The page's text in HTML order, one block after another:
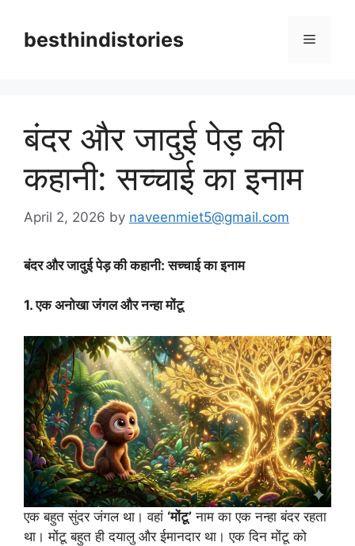
contentbesthindistories Menu
बंदर और जादुई पेड़ की
कहानी: सच्चाई का इनाम
April 2, 2026 by naveenmiet5@gmail.com
बंदर और जादुई पेड़ की कहानी: सच्चाई का इनाम
1. एक अनोखा जंगल और नन्हा मोंटू
एक बहुत सुंदर जंगल था। वहां ‘मोंटू’ नाम का एक नन्हा बंदर रहता
था। मोंटू बहुत ही दयालु और ईमानदार था। एक दिन मोंटू को